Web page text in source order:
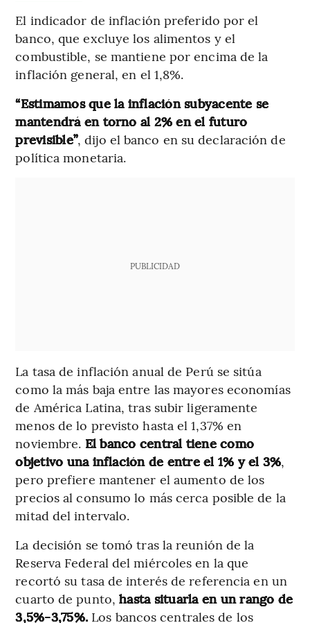
El indicador de inflación preferido por el
banco, que excluye los alimentos y el
combustible, se mantiene por encima de la
inflación general, en el 1,8%.
“Estimamos que la inflación subyacente se
mantendrá en torno al 2% en el futuro
previsible”, dijo el banco en su declaración de
política monetaria.
PUBLICIDAD
La tasa de inflación anual de Perú se sitúa
como la más baja entre las mayores economías
de América Latina, tras subir ligeramente
menos de lo previsto hasta el 1,37% en
noviembre. El banco central tiene como
objetivo una inflación de entre el 1% y el 3%,
pero prefiere mantener el aumento de los
precios al consumo lo más cerca posible de la
mitad del intervalo.
La decisión se tomó tras la reunión de la
Reserva Federal del miércoles en la que
recortó su tasa de interés de referencia en un
cuarto de punto, hasta situarla en un rango de
3,5%-3,75%. Los bancos centrales de los